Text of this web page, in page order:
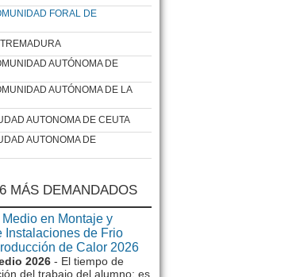
FORAL DE
AUTÓNOMA DE
AUTÓNOMA DE LA
AUTONOMA DE CEUTA
AUTONOMA DE
MÁS DEMANDADOS
en Montaje y
Instalaciones de Frio
de Calor 2026
2026 - El tiempo de
del trabajo del alumno: es